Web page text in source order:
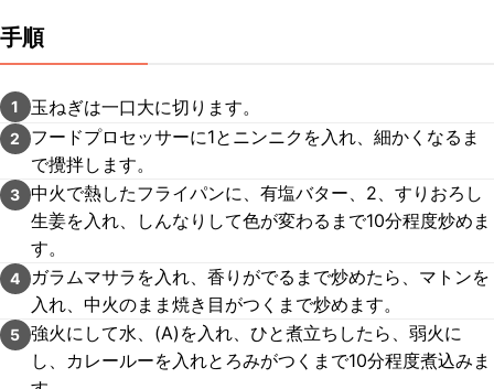
手順
1 玉ねぎは一口大に切ります。
2
フードプロセッサーに1とニンニクを入れ、細かくなるま
で攪拌します。
3 中火で熱したフライパンに、有塩バター、2、すりおろし
生姜を入れ、しんなりして色が変わるまで10分程度炒めま
す。
4
ガラムマサラを入れ、香りがでるまで炒めたら、マトンを
入れ、中火のまま焼き目がつくまで炒めます。
5 強火にして水、(A)を入れ、ひと煮立ちしたら、弱火に
し、カレールーを入れとろみがつくまで10分程度煮込みま